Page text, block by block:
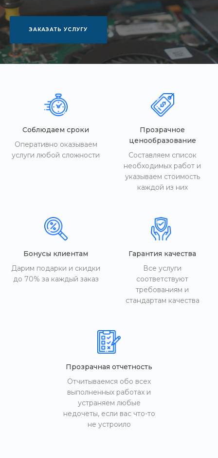
ЗАКАЗАТЬ УСЛУГУ
Соблюдаем сроки
Оперативно оказываем
услуги любой сложности
Прозрачное
ценообразование
Составляем список
необходимых работ и
указываем стоимость
каждой из них
Бонусы клиентам
Дарим подарки и скидки
до 70% за каждый заказ
Гарантия качества
Все услуги
соответствуют
требованиям и
стандартам качества
Прозрачная отчетность
Отчитываемся обо всех
выполненных работах и
устраняем любые
недочеты, если вас что-то
не устроило